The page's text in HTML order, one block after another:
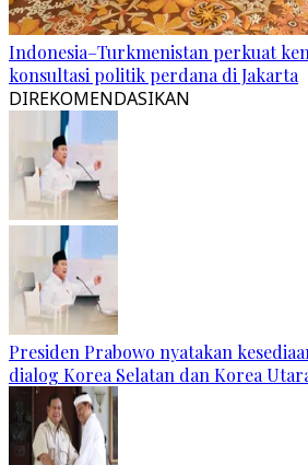
Indonesia–Turkmenistan perkuat
konsultasi politik perdana di Jakarta
DIREKOMENDASIKAN
Presiden Prabowo nyatakan
dialog Korea Selatan dan Korea